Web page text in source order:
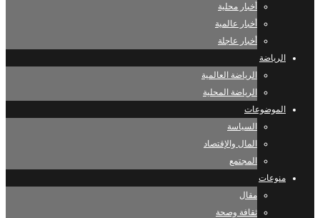
أخبار محلية
أخبار عالمية
أخبار عاجلة
الرياضة
الرياضة العالمية
الرياضة المحلية
الموضوعات
السياسة
المال والإقتصاد
المجتمع
منوعات
مقال
ثقافة وصحة